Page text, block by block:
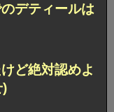
デティールは
ど絶対認めよ
)